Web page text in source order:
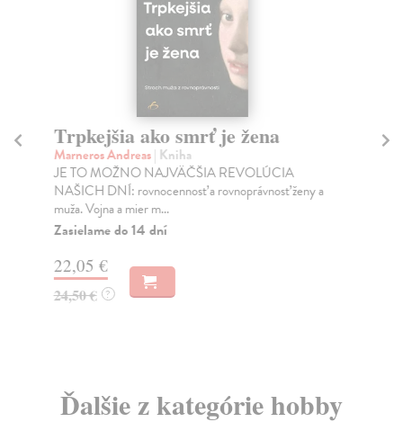
Trpkejšia ako smrť je žena
Marneros Andreas| Kniha
JE TO MOŽNO NAJVÄČŠIA REVOLÚCIA
NAŠICH DNÍ: rovnocennosť a rovnoprávnosť ženy a
muža. Vojna a mier m...
Zasielame do 14 dní
22,05 €
24,50 € ?
Ďalšie z kategórie hobby